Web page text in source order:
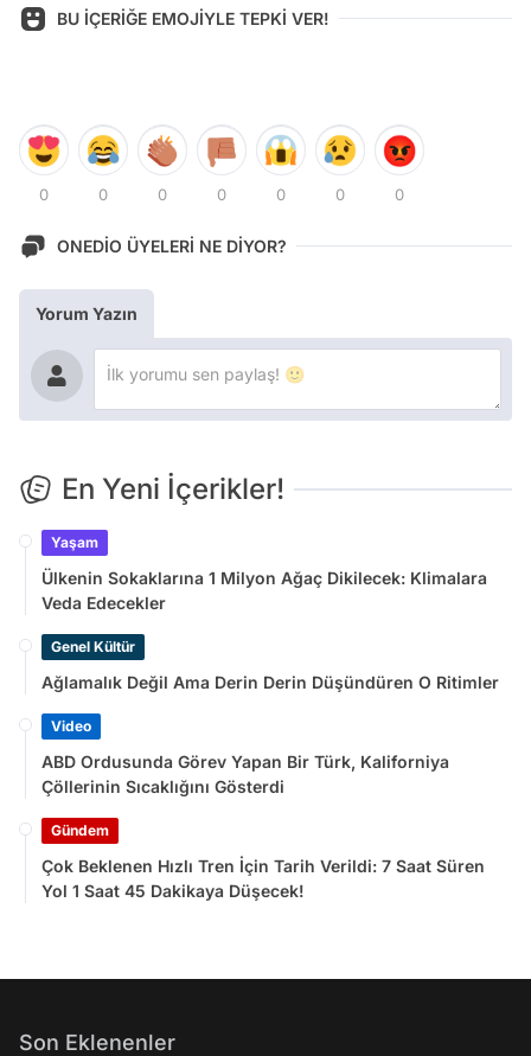
BU İÇERİĞE EMOJİYLE TEPKİ VER!
0 0 0 0 0 0 0
ONEDİO ÜYELERİ NE DİYOR?
Yorum Yazın
En Yeni İçerikler!
Yaşam
Ülkenin Sokaklarına 1 Milyon Ağaç Dikilecek: Klimalara
Veda Edecekler
Genel Kültür
Ağlamalık Değil Ama Derin Derin Düşündüren O Ritimler
Video
ABD Ordusunda Görev Yapan Bir Türk, Kaliforniya
Çöllerinin Sıcaklığını Gösterdi
Gündem
Çok Beklenen Hızlı Tren İçin Tarih Verildi: 7 Saat Süren
Yol 1 Saat 45 Dakikaya Düşecek!
Son Eklenenler